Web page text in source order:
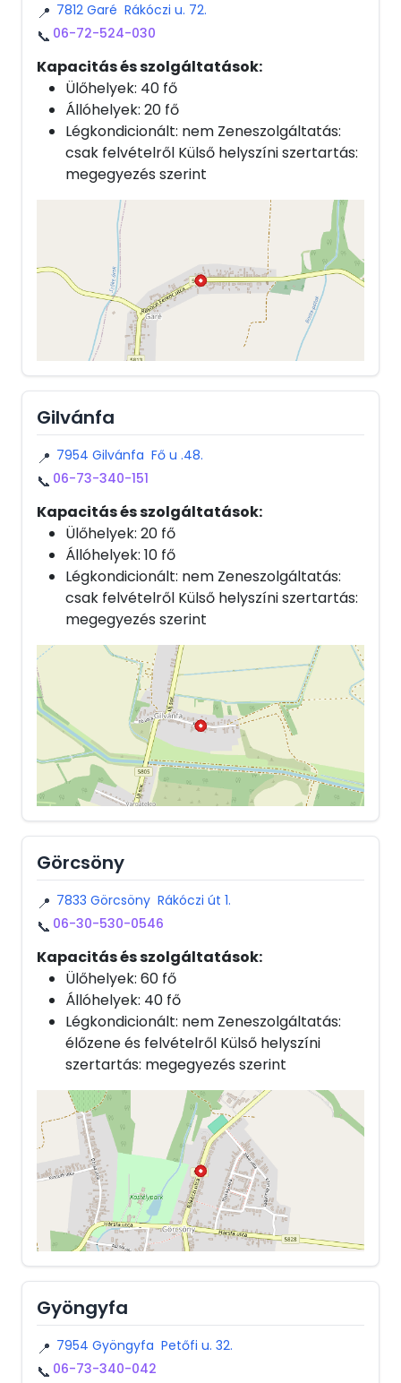
📍 7812 Garé Rákóczi u. 72.
📞 06-72-524-030
Kapacitás és szolgáltatások:
Ülőhelyek: 40 fő
Állóhelyek: 20 fő
Légkondicionált: nem Zeneszolgáltatás:
csak felvételről Külső helyszíni szertartás:
megegyezés szerint
Gilvánfa
📍 7954 Gilvánfa Fő u .48.
📞 06-73-340-151
Kapacitás és szolgáltatások:
Ülőhelyek: 20 fő
Állóhelyek: 10 fő
Légkondicionált: nem Zeneszolgáltatás:
csak felvételről Külső helyszíni szertartás:
megegyezés szerint
Görcsöny
📍 7833 Görcsöny Rákóczi út 1.
📞 06-30-530-0546
Kapacitás és szolgáltatások:
Ülőhelyek: 60 fő
Állóhelyek: 40 fő
Légkondicionált: nem Zeneszolgáltatás:
élőzene és felvételről Külső helyszíni
szertartás: megegyezés szerint
Gyöngyfa
📍 7954 Gyöngyfa Petőfi u. 32.
📞 06-73-340-042